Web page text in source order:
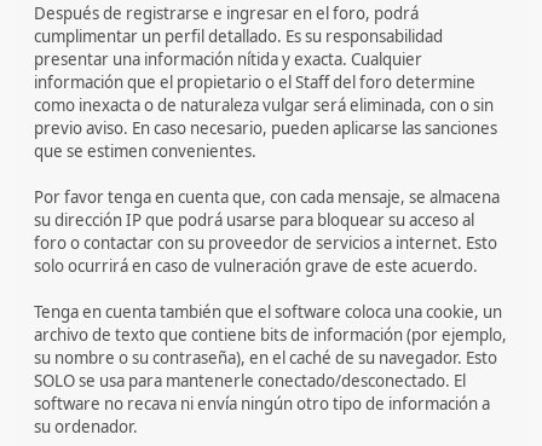
Después de registrarse e ingresar en el foro, podrá
cumplimentar un perfil detallado. Es su responsabilidad
presentar una información nítida y exacta. Cualquier
información que el propietario o el Staff del foro determine
como inexacta o de naturaleza vulgar será eliminada, con o sin
previo aviso. En caso necesario, pueden aplicarse las sanciones
que se estimen convenientes.
Por favor tenga en cuenta que, con cada mensaje, se almacena
su dirección IP que podrá usarse para bloquear su acceso al
foro o contactar con su proveedor de servicios a internet. Esto
solo ocurrirá en caso de vulneración grave de este acuerdo.
Tenga en cuenta también que el software coloca una cookie, un
archivo de texto que contiene bits de información (por ejemplo,
su nombre o su contraseña), en el caché de su navegador. Esto
SOLO se usa para mantenerle conectado/desconectado. El
software no recava ni envía ningún otro tipo de información a
su ordenador.